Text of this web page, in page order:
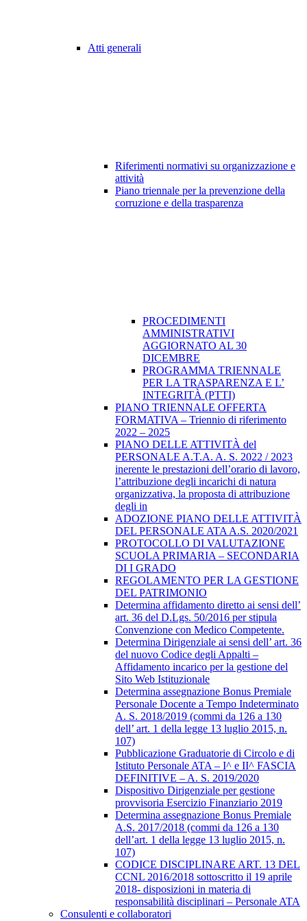
Atti generali
Riferimenti normativi su organizzazione e
attività
Piano triennale per la prevenzione della
corruzione e della trasparenza
PROCEDIMENTI
AMMINISTRATIVI
AGGIORNATO AL 30
DICEMBRE
PROGRAMMA TRIENNALE
PER LA TRASPARENZA E L’
INTEGRITÀ (PTTI)
PIANO TRIENNALE OFFERTA
FORMATIVA – Triennio di riferimento
2022 – 2025
PIANO DELLE ATTIVITÀ del
PERSONALE A.T.A. A. S. 2022 / 2023
inerente le prestazioni dell’orario di lavoro,
l’attribuzione degli incarichi di natura
organizzativa, la proposta di attribuzione
degli in
ADOZIONE PIANO DELLE ATTIVITÀ
DEL PERSONALE ATA A.S. 2020/2021
PROTOCOLLO DI VALUTAZIONE
SCUOLA PRIMARIA – SECONDARIA
DI I GRADO
REGOLAMENTO PER LA GESTIONE
DEL PATRIMONIO
Determina affidamento diretto ai sensi dell’
art. 36 del D.Lgs. 50/2016 per stipula
Convenzione con Medico Competente.
Determina Dirigenziale ai sensi dell’ art. 36
del nuovo Codice degli Appalti –
Affidamento incarico per la gestione del
Sito Web Istituzionale
Determina assegnazione Bonus Premiale
Personale Docente a Tempo Indeterminato
A. S. 2018/2019 (commi da 126 a 130
dell’ art. 1 della legge 13 luglio 2015, n.
107)
Pubblicazione Graduatorie di Circolo e di
Istituto Personale ATA – I^ e II^ FASCIA
DEFINITIVE – A. S. 2019/2020
Dispositivo Dirigenziale per gestione
provvisoria Esercizio Finanziario 2019
Determina assegnazione Bonus Premiale
A.S. 2017/2018 (commi da 126 a 130
dell’art. 1 della legge 13 luglio 2015, n.
107)
CODICE DISCIPLINARE ART. 13 DEL
CCNL 2016/2018 sottoscritto il 19 aprile
2018- disposizioni in materia di
responsabilità disciplinari – Personale ATA
Consulenti e collaboratori